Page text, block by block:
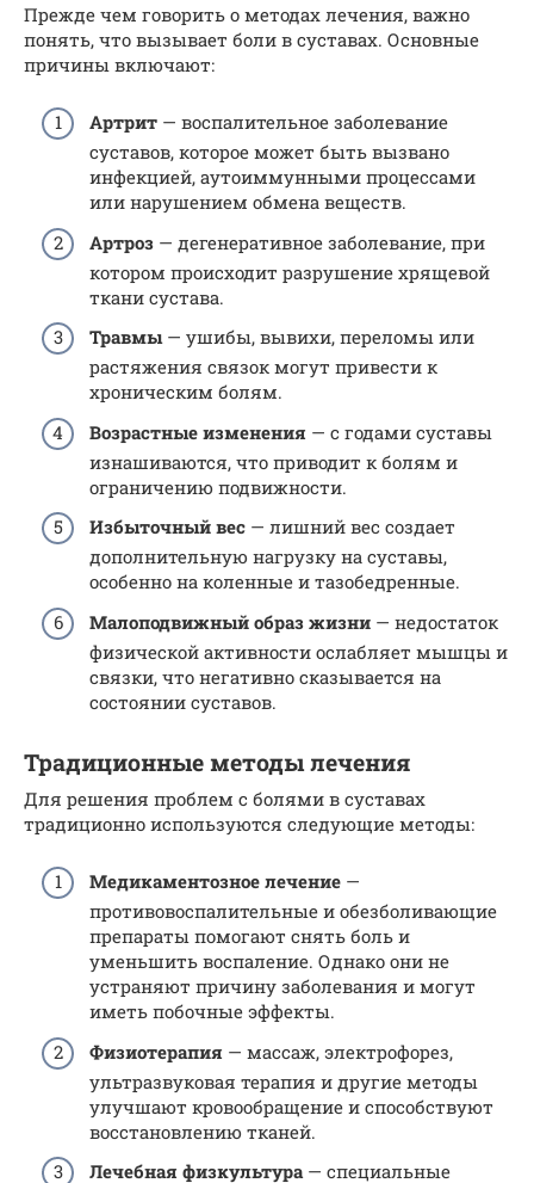
Прежде чем говорить о методах лечения, важно
понять, что вызывает боли в суставах. Основные
причины включают:
Артрит — воспалительное заболевание
суставов, которое может быть вызвано
инфекцией, аутоиммунными процессами
или нарушением обмена веществ.
Артроз — дегенеративное заболевание, при
котором происходит разрушение хрящевой
ткани сустава.
Травмы— ушибы, вывихи, переломы или
растяжения связок могут привести к
хроническим болям.
Возрастные изменения — с годами суставы
изнашиваются, что приводит к болям и
ограничению подвижности.
Избыточный вес — лишний вес создает
дополнительную нагрузку на суставы,
особенно на коленные и тазобедренные.
Малоподвижный образ жизни — недостаток
физической активности ослабляет мышцы и
связки, что негативно сказывается на
состоянии суставов.
Традиционные методы лечения
Для решения проблем с болями в суставах
традиционно используются следующие методы:
Медикаментозное лечение —
противовоспалительные и обезболивающие
препараты помогают снять боль и
уменьшить воспаление. Однако они не
устраняют причину заболевания и могут
иметь побочные эффекты.
Физиотерапия — массаж, электрофорез,
ультразвуковая терапия и другие методы
улучшают кровообращение и способствуют
восстановлению тканей.
Лечебная физкультура— специальные